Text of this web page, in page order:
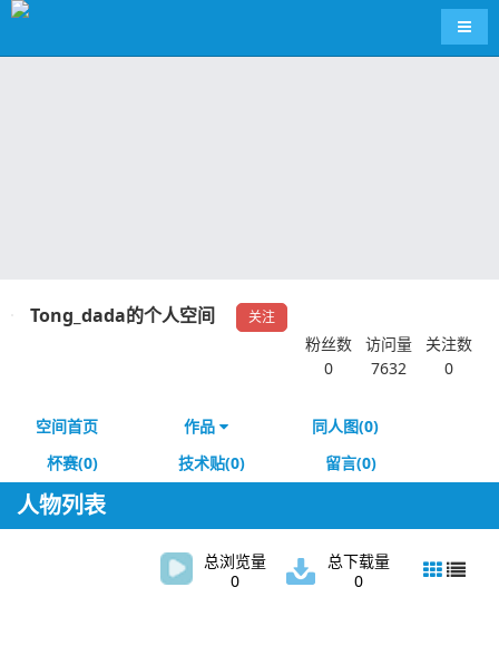
导航
Tong_dada的个人空间 关注
粉丝数
0
访问量
7632
关注数
0
空间首页 作品
同人图(0)
杯赛(0)
技术贴(0) 留言(0)
人物列表
总浏览量
0
总下载量
0